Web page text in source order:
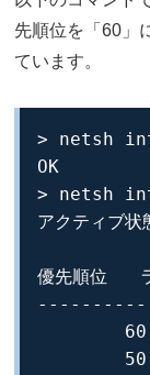
先順位を「60」
ています。
> netsh
OK
> netsh
アクティブ
優先順位
60